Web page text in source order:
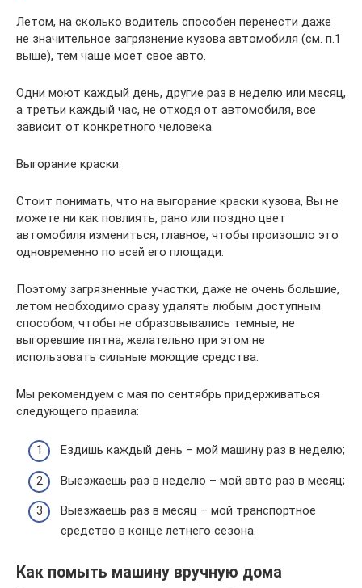
Летом, на сколько водитель способен перенести даже
не значительное загрязнение кузова автомобиля (см. п.1
выше), тем чаще моет свое авто.
Одни моют каждый день, другие раз в неделю или месяц,
а третьи каждый час, не отходя от автомобиля, все
зависит от конкретного человека.
Выгорание краски.
Стоит понимать, что на выгорание краски кузова, Вы не
можете ни как повлиять, рано или поздно цвет
автомобиля измениться, главное, чтобы произошло это
одновременно по всей его площади.
Поэтому загрязненные участки, даже не очень большие,
летом необходимо сразу удалять любым доступным
способом, чтобы не образовывались темные, не
выгоревшие пятна, желательно при этом не
использовать сильные моющие средства.
Мы рекомендуем с мая по сентябрь придерживаться
следующего правила:
Ездишь каждый день – мой машину раз в неделю;
Выезжаешь раз в неделю – мой авто раз в месяц;
Выезжаешь раз в месяц – мой транспортное
средство в конце летнего сезона.
Как помыть машину вручную дома